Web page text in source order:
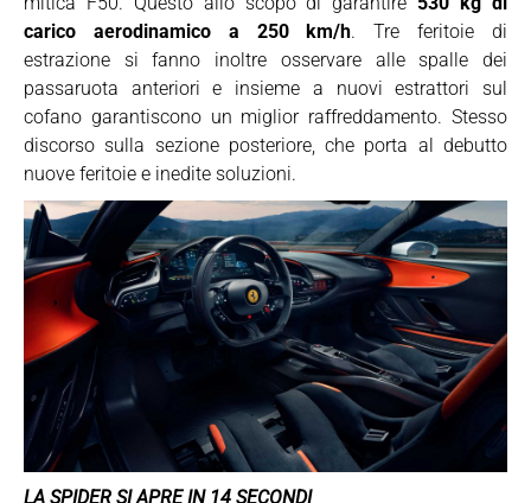
carico aerodinamico a 250 km/h. Tre feritoie di
estrazione si fanno inoltre osservare alle spalle dei
passaruota anteriori e insieme a nuovi estrattori sul
cofano garantiscono un miglior raffreddamento. Stesso
discorso sulla sezione posteriore, che porta al debutto
nuove feritoie e inedite soluzioni.
LA SPIDER SI APRE IN 14 SECONDI